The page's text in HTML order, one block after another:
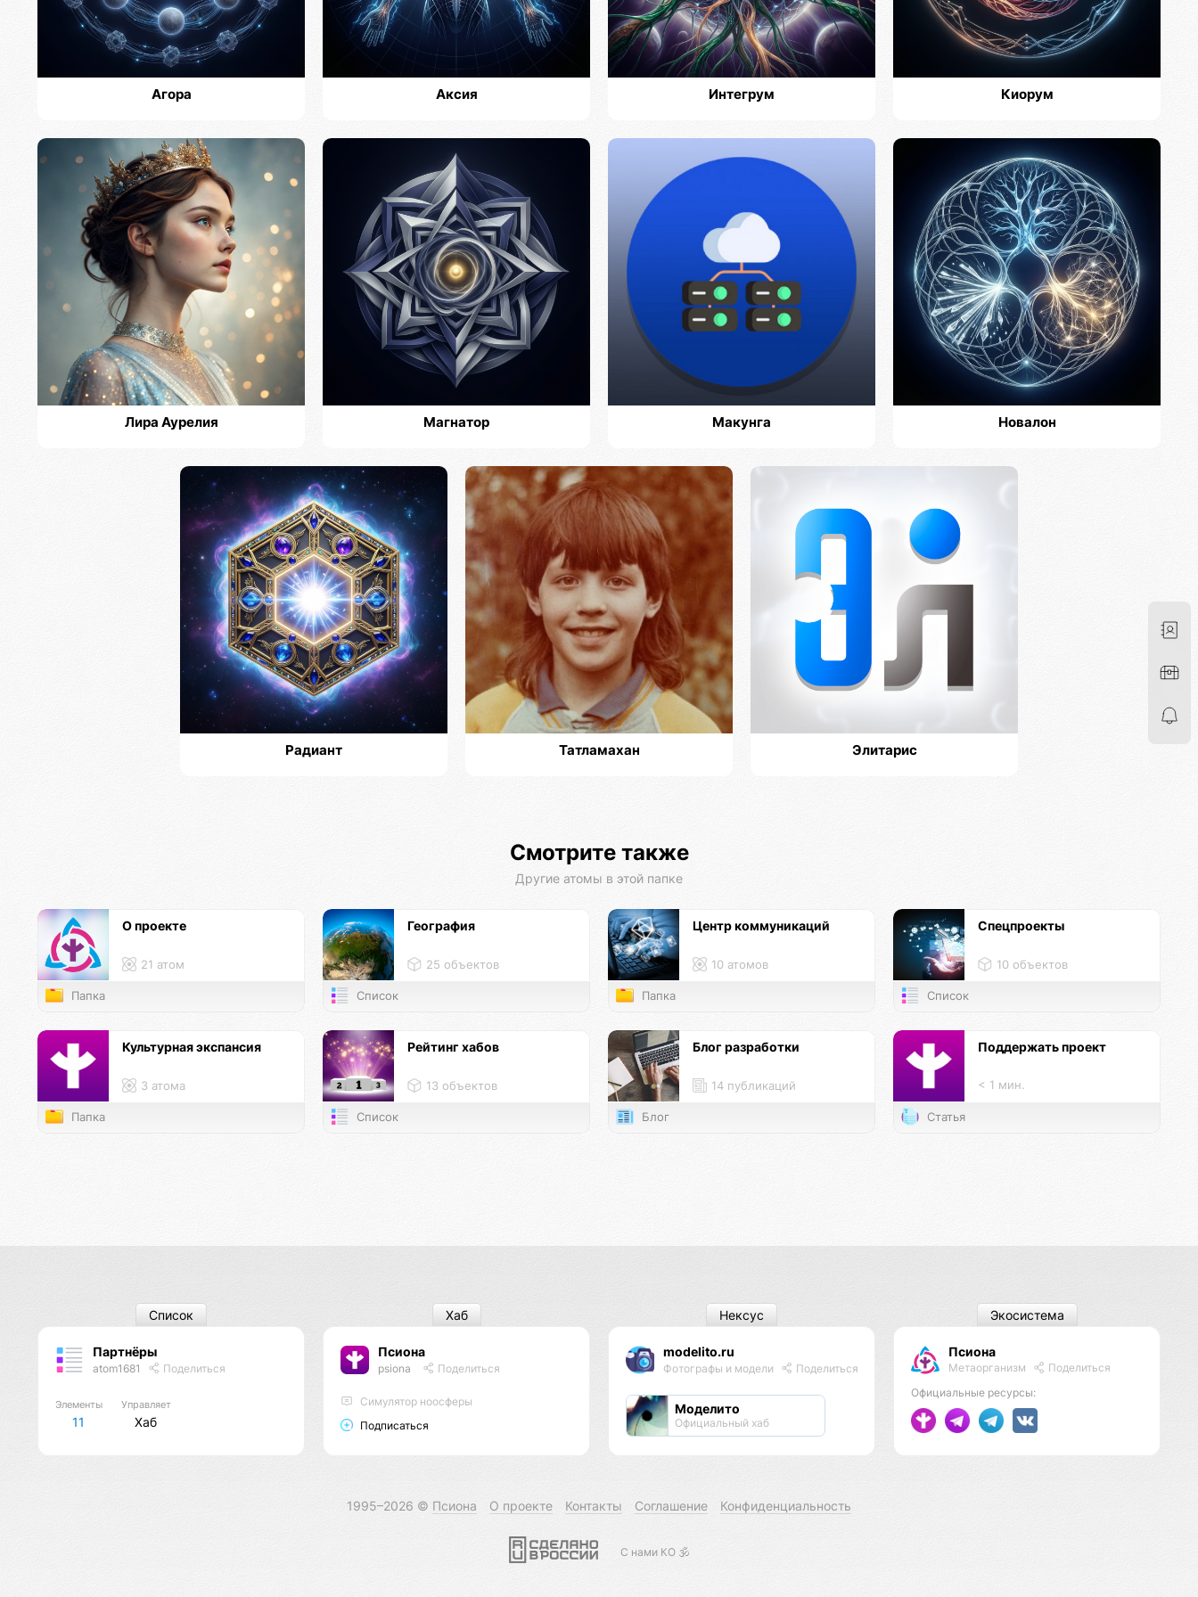
Агора Аксия Интегрум Киорум
Лира Аурелия Магнатор Макунга Новалон
Радиант Татламахан Элитарис
Смотрите также
Другие атомы в этой папке
О проекте
21 атом
Папка
География
25 объектов
Список
Центр коммуникаций
10 атомов
Папка
Спецпроекты
10 объектов
Список
Культурная экспансия
3 атома
Папка
Рейтинг хабов
13 объектов
Список
Блог разработки
14 публикаций
Блог
Поддержать проект
< 1 мин.
Статья
Партнёры
atom1681 Поделиться
Элементы
11
Управляет
Хаб
Список
Псиона
psiona Поделиться
Cимулятор ноосферы
Подписаться
Хаб
modelito.ru
Фотографы и модели Поделиться
Моделито
Официальный хаб
Нексус
Псиона
Метаорганизм
Поделиться
Официальные ресурсы:
Экосистема
1995–2026 © Псиона О проекте Контакты Соглашение Конфиденциальность
С нами КО 🕉️